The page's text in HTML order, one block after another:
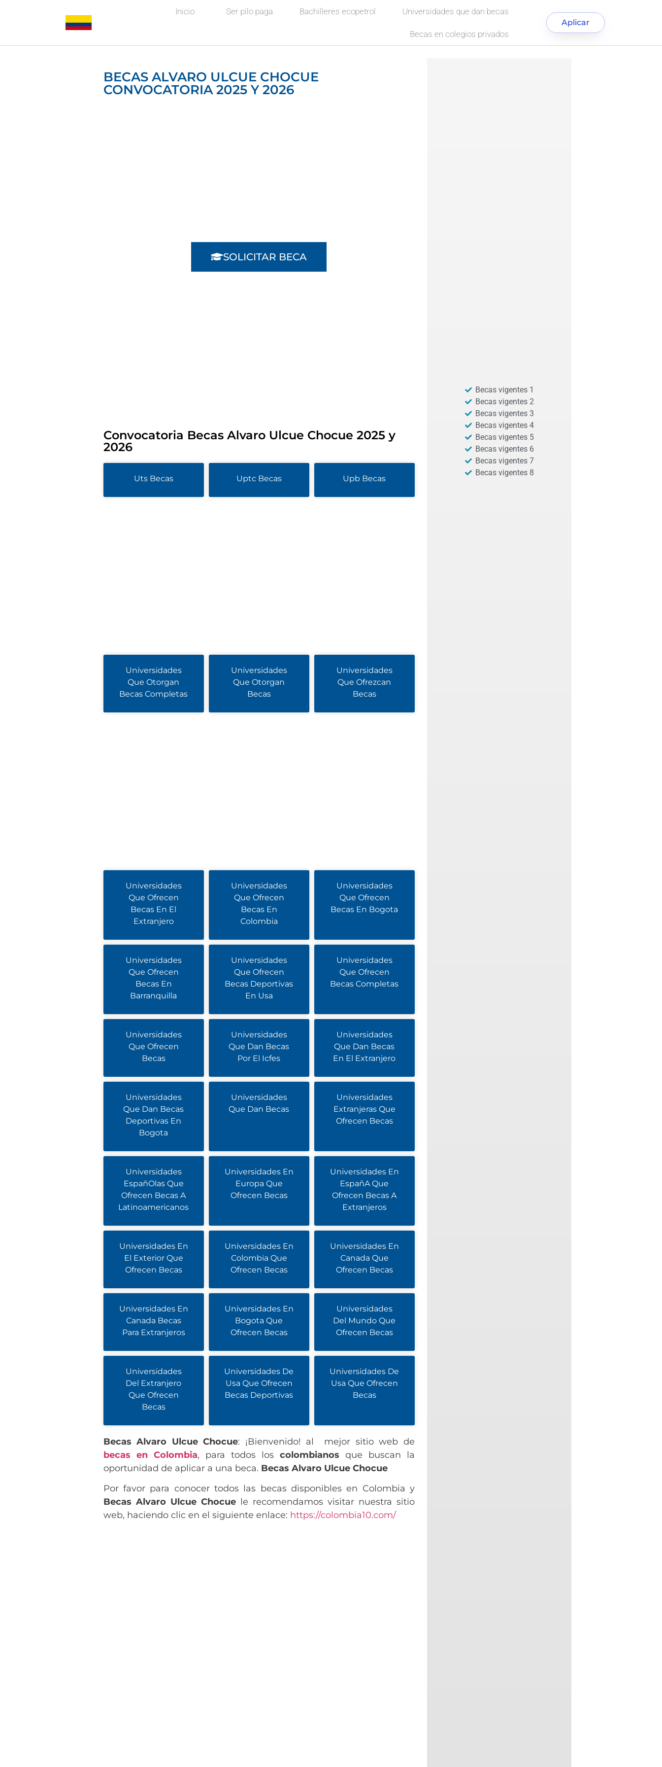
Inicio Ser pilo paga Bachilleres ecopetrol Universidades que dan becas
Becas en colegios privados
Aplicar
BECAS ALVARO ULCUE CHOCUE
CONVOCATORIA 2025 Y 2026
SOLICITAR BECA
Convocatoria Becas Alvaro Ulcue Chocue 2025 y
2026
Uts Becas Uptc Becas Upb Becas
Universidades
Que Otorgan
Becas Completas
Universidades
Que Otorgan
Becas
Universidades
Que Ofrezcan
Becas
Universidades
Que Ofrecen
Becas En El
Extranjero
Universidades
Que Ofrecen
Becas En
Colombia
Universidades
Que Ofrecen
Becas En Bogota
Universidades
Que Ofrecen
Becas En
Barranquilla
Universidades
Que Ofrecen
Becas Deportivas
En Usa
Universidades
Que Ofrecen
Becas Completas
Universidades
Que Ofrecen
Becas
Universidades
Que Dan Becas
Por El Icfes
Universidades
Que Dan Becas
En El Extranjero
Universidades
Que Dan Becas
Deportivas En
Bogota
Universidades
Que Dan Becas
Universidades
Extranjeras Que
Ofrecen Becas
Universidades
EspañOlas Que
Ofrecen Becas A
Latinoamericanos
Universidades En
Europa Que
Ofrecen Becas
Universidades En
EspañA Que
Ofrecen Becas A
Extranjeros
Universidades En
El Exterior Que
Ofrecen Becas
Universidades En
Colombia Que
Ofrecen Becas
Universidades En
Canada Que
Ofrecen Becas
Universidades En
Canada Becas
Para Extranjeros
Universidades En
Bogota Que
Ofrecen Becas
Universidades
Del Mundo Que
Ofrecen Becas
Universidades
Del Extranjero
Que Ofrecen
Becas
Universidades De
Usa Que Ofrecen
Becas Deportivas
Universidades De
Usa Que Ofrecen
Becas
Becas Alvaro Ulcue Chocue: ¡Bienvenido! al mejor sitio web de
becas en Colombia, para todos los colombianos que buscan la
oportunidad de aplicar a una beca. Becas Alvaro Ulcue Chocue
Por favor para conocer todos las becas disponibles en Colombia y
Becas Alvaro Ulcue Chocuele recomendamos visitar nuestra sitio
web, haciendo clic en el siguiente enlace: https://colombia10.com/
Becas vigentes 1
Becas vigentes 2
Becas vigentes 3
Becas vigentes 4
Becas vigentes 5
Becas vigentes 6
Becas vigentes 7
Becas vigentes 8